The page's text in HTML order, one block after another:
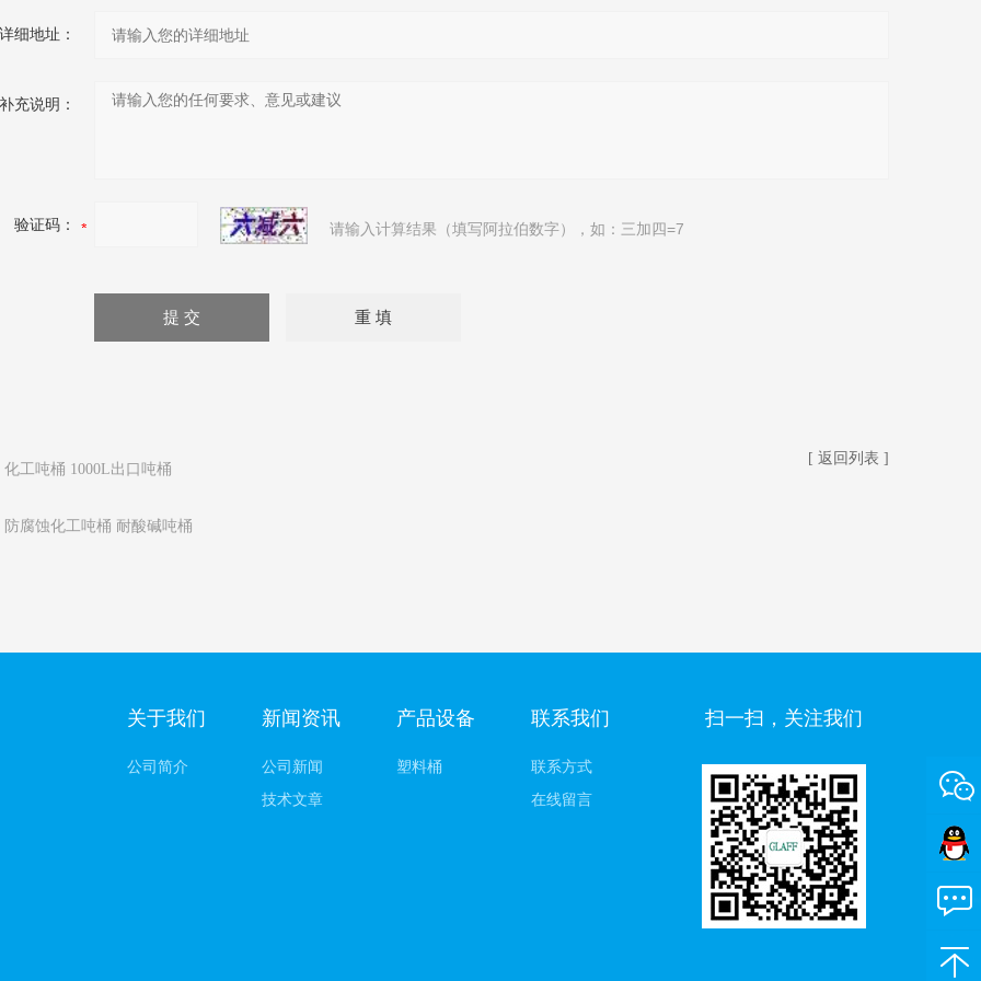
细地址：
充说明：
验证码： 请输入计算结果（填写阿拉伯数字），如：三加四=7
化工吨桶 1000L出口吨桶
防腐蚀化工吨桶 耐酸碱吨桶
[ 返回列表 ]
扫一扫，关注我们
关于我们
公司简介
新闻资讯
公司新闻
技术文章
产品设备
塑料桶
联系我们
联系方式
在线留言